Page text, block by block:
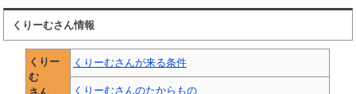
くりーむさん情報
くりー
む
くりーむさんが来る条件
くりーむさんのたからもの